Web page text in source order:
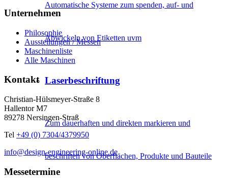
Automatische Systeme zum spenden, auf- und
Abwickeln von Etiketten uvm
Laserbeschriftung
Zum dauerhaften und direkten markieren und
beschriften von Oberflächen, Produkte und Bauteile
Unternehmen
Philosophie
Ausstellungen / Messen
Maschinenliste
Alle Maschinen
Kontakt
Christian-Hülsmeyer-Straße 8
Hallentor M7
89278 Nersingen-Straß
Tel +49 (0) 7304/4379950
info@design-engineering-online.de
Messetermine